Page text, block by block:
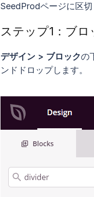
SeedProdページに区
ステップ1：ブ
デザイン > ブロックの
ンドドロップします。